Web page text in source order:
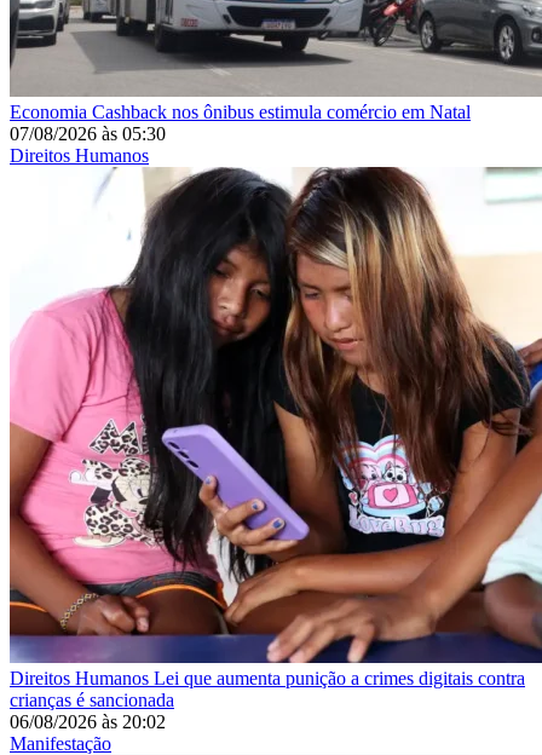
Economia Cashback nos ônibus estimula comércio em Natal
07/08/2026 às 05:30
Direitos Humanos
Direitos Humanos Lei que aumenta punição a crimes digitais contra
crianças é sancionada
06/08/2026 às 20:02
Manifestação